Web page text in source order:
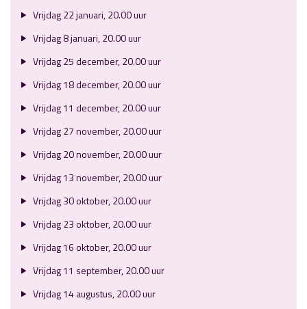
Vrijdag 22 januari, 20.00 uur
Vrijdag 8 januari, 20.00 uur
Vrijdag 25 december, 20.00 uur
Vrijdag 18 december, 20.00 uur
Vrijdag 11 december, 20.00 uur
Vrijdag 27 november, 20.00 uur
Vrijdag 20 november, 20.00 uur
Vrijdag 13 november, 20.00 uur
Vrijdag 30 oktober, 20.00 uur
Vrijdag 23 oktober, 20.00 uur
Vrijdag 16 oktober, 20.00 uur
Vrijdag 11 september, 20.00 uur
Vrijdag 14 augustus, 20.00 uur